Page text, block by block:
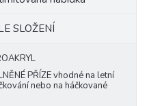
SLOŽENÍ
PŘÍZE vhodné na letní
nebo na háčkované